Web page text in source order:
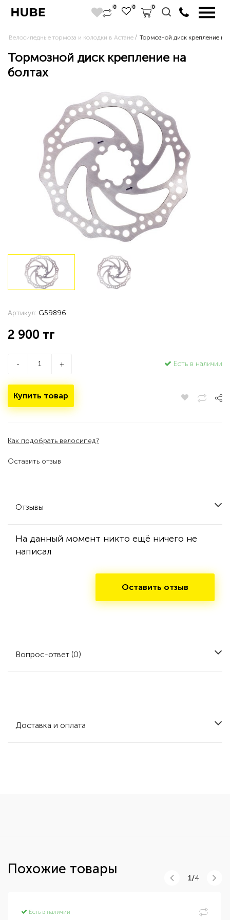
0 0 0
Велосипедные тормоза и колодки в Астане Тормозной диск крепление на
Тормозной диск крепление на
болтах
Оставить отзыв
Артикул: G59896
2 900 тг
- + Есть в наличии
Купить товар
Как подобрать велосипед?
Отзывы
На данный момент никто ещё ничего не
написал
Оставить отзыв
Вопрос-ответ (0)
Доставка и оплата
Похожие товары
Есть в наличии
1/4